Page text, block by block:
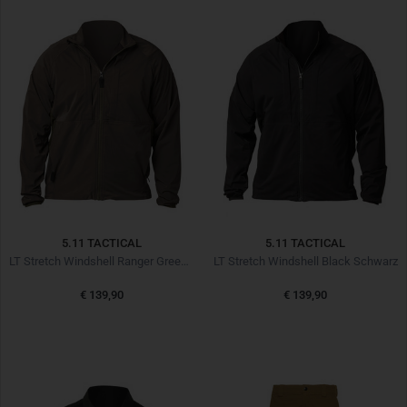
5.11 TACTICAL
LT Stretch Windshell Ranger Green Oliv
€ 139,90
5.11 TACTICAL
LT Stretch Windshell Black Schwarz
€ 139,90